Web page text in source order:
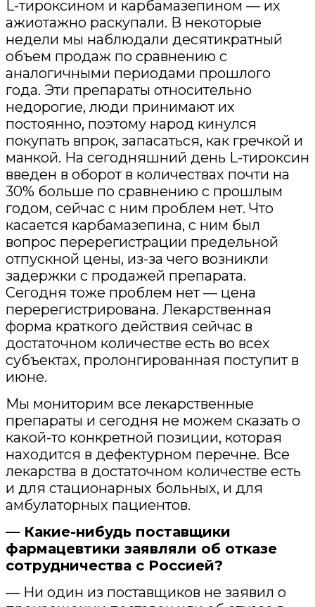
L-тироксином и карбамазепином — их
ажиотажно раскупали. В некоторые
недели мы наблюдали десятикратный
объем продаж по сравнению с
аналогичными периодами прошлого
года. Эти препараты относительно
недорогие, люди принимают их
постоянно, поэтому народ кинулся
покупать впрок, запасаться, как гречкой и
манкой. На сегодняшний день L-тироксин
введен в оборот в количествах почти на
30% больше по сравнению с прошлым
годом, сейчас с ним проблем нет. Что
касается карбамазепина, с ним был
вопрос перерегистрации предельной
отпускной цены, из-за чего возникли
задержки с продажей препарата.
Сегодня тоже проблем нет — цена
перерегистрирована. Лекарственная
форма краткого действия сейчас в
достаточном количестве есть во всех
субъектах, пролонгированная поступит в
июне.
Мы мониторим все лекарственные
препараты и сегодня не можем сказать о
какой-то конкретной позиции, которая
находится в дефектурном перечне. Все
лекарства в достаточном количестве есть
и для стационарных больных, и для
амбулаторных пациентов.
— Какие-нибудь поставщики
фармацевтики заявляли об отказе
сотрудничества с Россией?
— Ни один из поставщиков не заявил о